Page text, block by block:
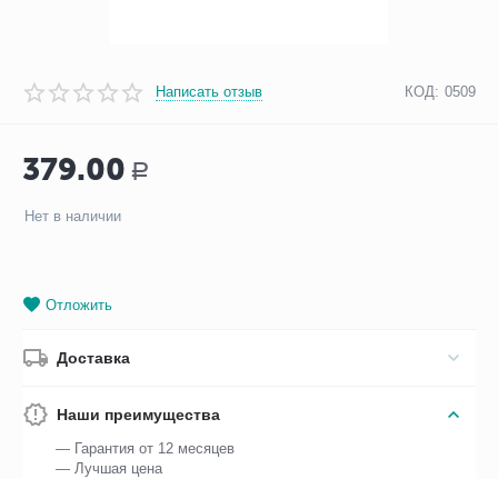
Написать отзыв КОД: 0509
379.00 Р
Нет в наличии
Отложить
Доставка
Наши преимущества
— Гарантия от 12 месяцев
— Лучшая цена